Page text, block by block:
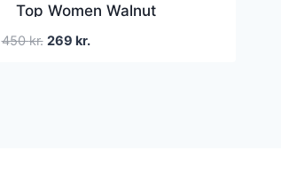
Top Women Walnut
450kr. Den
269 kr.Den